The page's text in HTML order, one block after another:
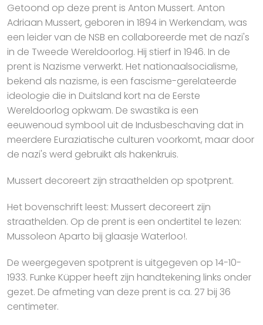
Getoond op deze prent is Anton Mussert. Anton
Adriaan Mussert, geboren in 1894 in Werkendam, was
een leider van de NSB en collaboreerde met de nazi's
in de Tweede Wereldoorlog. Hij stierf in 1946. In de
prent is Nazisme verwerkt. Het nationaalsocialisme,
bekend als nazisme, is een fascisme-gerelateerde
ideologie die in Duitsland kort na de Eerste
Wereldoorlog opkwam. De swastika is een
eeuwenoud symbool uit de Indusbeschaving dat in
meerdere Euraziatische culturen voorkomt, maar door
de nazi's werd gebruikt als hakenkruis.
Mussert decoreert zijn straathelden op spotprent.
Het bovenschrift leest: Mussert decoreert zijn
straathelden. Op de prent is een ondertitel te lezen:
Mussoleon Aparto bij glaasje Waterloo!.
De weergegeven spotprent is uitgegeven op 14-10-
1933. Funke Küpper heeft zijn handtekening links onder
gezet. De afmeting van deze prent is ca. 27 bij 36
centimeter.